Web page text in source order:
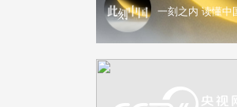
一刻之内 读懂中